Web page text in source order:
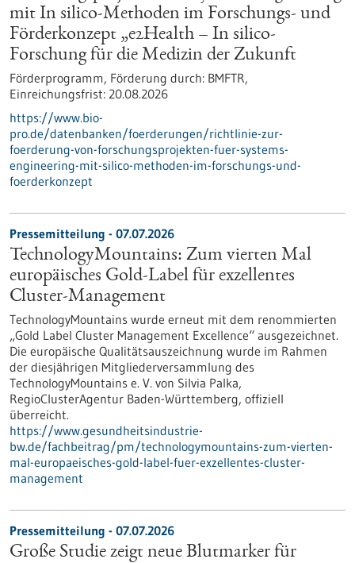
mit In silico-Methoden im Forschungs- und
Förderkonzept „e2Health – In silico-
Forschung für die Medizin der Zukunft
Förderprogramm, Förderung durch: BMFTR,
Einreichungsfrist: 20.08.2026
https://www.bio-
pro.de/datenbanken/foerderungen/richtlinie-zur-
foerderung-von-forschungsprojekten-fuer-systems-
engineering-mit-silico-methoden-im-forschungs-und-
foerderkonzept
Pressemitteilung - 07.07.2026
TechnologyMountains: Zum vierten Mal
europäisches Gold-Label für exzellentes
Cluster-Management
TechnologyMountains wurde erneut mit dem renommierten
„Gold Label Cluster Management Excellence“ ausgezeichnet.
Die europäische Qualitätsauszeichnung wurde im Rahmen
der diesjährigen Mitgliederversammlung des
TechnologyMountains e. V. von Silvia Palka,
RegioClusterAgentur Baden-Württemberg, offiziell
überreicht.
https://www.gesundheitsindustrie-
bw.de/fachbeitrag/pm/technologymountains-zum-vierten-
mal-europaeisches-gold-label-fuer-exzellentes-cluster-
management
Pressemitteilung - 07.07.2026
Große Studie zeigt neue Blutmarker für